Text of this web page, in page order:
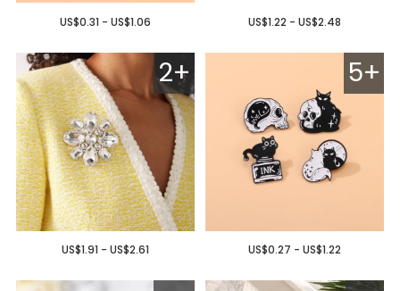
US$1.22 - US$2.48
US$0.31 - US$1.06
5+
US$0.27 - US$1.22
2+
US$1.91 - US$2.61